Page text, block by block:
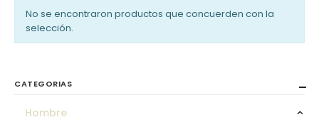
No se encontraron productos que concuerden con la
selección.
CATEGORIAS
Hombre